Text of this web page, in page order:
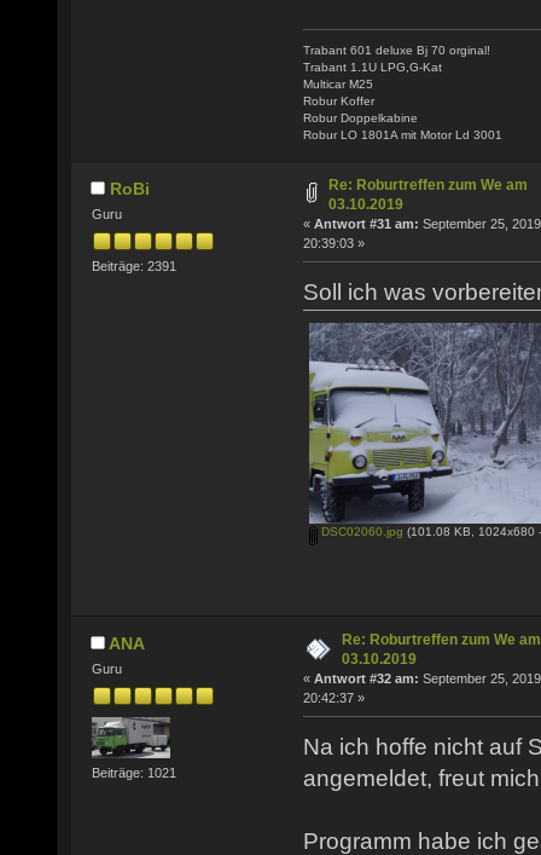
Trabant 601 deluxe Bj 70 orginal!
Trabant 1.1U LPG,G-Kat
Multicar M25
Robur Koffer
Robur Doppelkabine
Robur LO 1801A mit Motor Ld 3001
RoBi
Guru
Beiträge: 2391
Re: Roburtreffen zum We am
03.10.2019
« Antwort #31 am: September 25,
20:39:03 »
Soll ich was
DSC02060.jpg (101.08 KB, 1024x680
ANA
Guru
Beiträge: 1021
Re: Roburtreffen zum We am
03.10.2019
« Antwort #32 am: September 25,
20:42:37 »
Na ich hoffe nicht auf
angemeldet, freut
Programm habe ich